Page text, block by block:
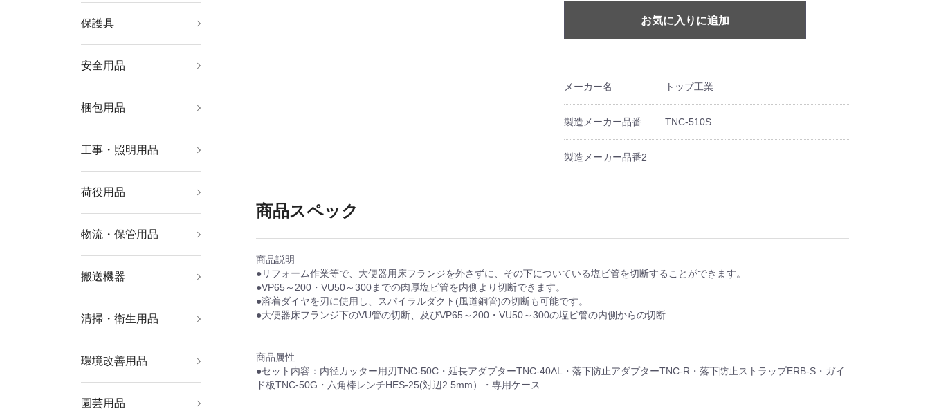
保護具 保護メガネ・防災面
ヘルメット・軽作業帽
マスク・耳栓
保護服・防護服
作業手袋
安全靴・作業靴
墜落・落下防止用品
作業服
安全用品 安全用品
標識・標示
梱包用品 シート・ロープ
梱包結束用品
テープ用品
工事・照明用品 土木作業・大工用品
塗装・内装用品
溶接用品
管工機材
ポンプ
発電機
コードリール・延長コ
作業灯・照明用品
はしご・脚立
荷役用品
チェンブロック・クレ
吊りクランプ・スリン
ウインチ・ジャッキ
物流・保管用品 物品棚
作業台
ツールワゴン
工場用保管設備
コンテナ・パレット
収納用品
搬送機器 運搬台車
運搬車輌機器
リフター・ハンドパレ
コンベヤ
清掃・衛生用品 清掃機器
清掃用品
床材用品
労働衛生用品
環境改善用品 暑さ対策用品
寒さ対策用品
冷暖房・空調機器
環境改善機器
害虫・害獣駆除用品
防災・防犯用品
園芸用品 ホース・散水用品
緑化用品
お気に入りに追加
メーカー名 トップ工業
製造メーカー品番 TNC-510S
製造メーカー品番2
商品スペック
商品説明
●リフォーム作業等で、大便器用床フランジを外さずに、その下についている塩ビ管を切断することができます。
●VP65～200・VU50～300までの肉厚塩ビ管を内側より切断できます。
●溶着ダイヤを刃に使用し、スパイラルダクト(風道銅管)の切断も可能です。
●大便器床フランジ下のVU管の切断、及びVP65～200・VU50～300の塩ビ管の内側からの切断
商品属性
●セット内容：内径カッター用刃TNC-50C・延長アダプターTNC-40AL・落下防止アダプターTNC-R・落下防止ストラップERB-S・ガイ
ド板TNC-50G・六角棒レンチHES-25(対辺2.5mm）・専用ケース